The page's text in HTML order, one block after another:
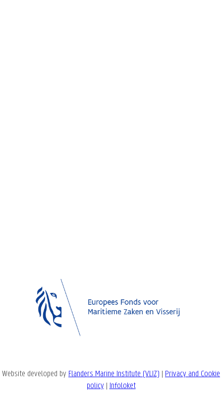
Website developed by Flanders Marine Institute (VLIZ) | Privacy and Cookie
policy | Infoloket